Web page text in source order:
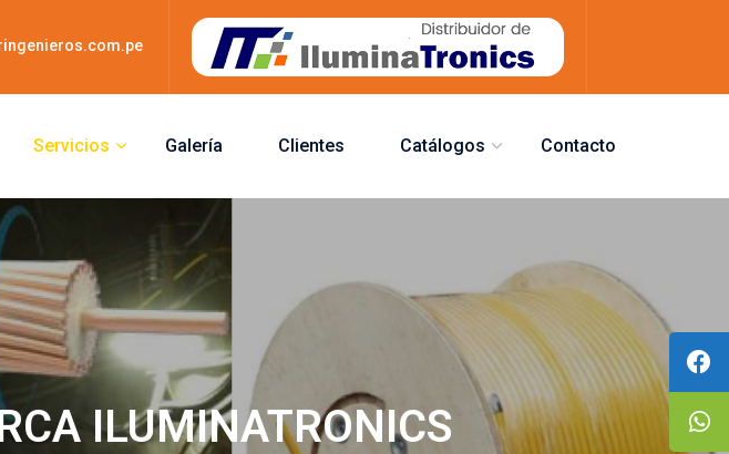
Servicios Galería Clientes Catálogos Contacto
ILUMINATRONICS